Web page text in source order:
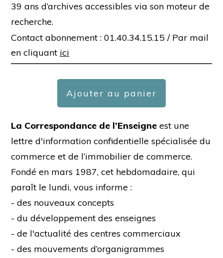
39 ans d’archives accessibles via son moteur de
recherche.
Contact abonnement : 01.40.34.15.15 / Par mail
en cliquant ici
Ajouter au panier
La Correspondance de l’Enseigne est une
lettre d'information confidentielle spécialisée du
commerce et de l’immobilier de commerce.
Fondé en mars 1987, cet hebdomadaire, qui
paraît le lundi, vous informe :
- des nouveaux concepts
- du développement des enseignes
- de l'actualité des centres commerciaux
- des mouvements d’organigrammes